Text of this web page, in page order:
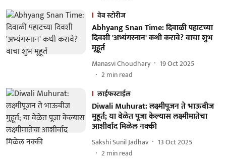
वेब स्टोरीज
Abhyang Snan Time: दिवाळी पहाटच्या
दिवशी 'अभ्यंगस्नान' कधी करावे? वाचा शुभ
मूहूर्त
Manasvi Choudhary
19 Oct 2025
2min read
लाईफस्टाईल
Diwali Muhurat: लक्ष्मीपूजन ते भाऊबीज
मुहूर्त; या वेळेत पूजा केल्यास लक्ष्मीमातेचा
आशीर्वाद मिळेल नक्की
Sakshi Sunil Jadhav
13 Oct 2025
2min read